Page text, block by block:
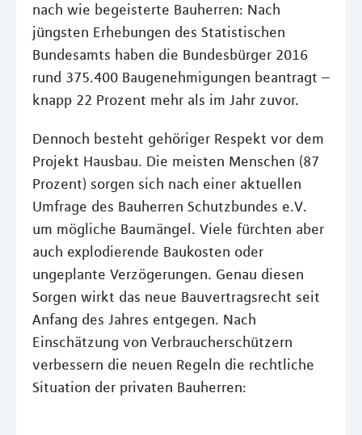
nach wie begeisterte Bauherren: Nach
jüngsten Erhebungen des Statistischen
Bundesamts haben die Bundesbürger 2016
rund 375.400 Baugenehmigungen beantragt –
knapp 22 Prozent mehr als im Jahr zuvor.
Dennoch besteht gehöriger Respekt vor dem
Projekt Hausbau. Die meisten Menschen (87
Prozent) sorgen sich nach einer aktuellen
Umfrage des Bauherren Schutzbundes e.V.
um mögliche Baumängel. Viele fürchten aber
auch explodierende Baukosten oder
ungeplante Verzögerungen. Genau diesen
Sorgen wirkt das neue Bauvertragsrecht seit
Anfang des Jahres entgegen. Nach
Einschätzung von Verbraucherschützern
verbessern die neuen Regeln die rechtliche
Situation der privaten Bauherren: